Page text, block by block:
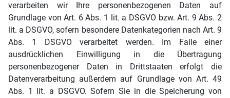
verarbeiten wir Ihre personenbezogenen Daten auf
Grundlage von Art. 6 Abs. 1 lit. a DSGVO bzw. Art. 9 Abs. 2
lit. a DSGVO, sofern besondere Datenkategorien nach Art. 9
Abs. 1 DSGVO verarbeitet werden. Im Falle einer
ausdrücklichen Einwilligung in die Übertragung
personenbezogener Daten in Drittstaaten erfolgt die
Datenverarbeitung außerdem auf Grundlage von Art. 49
Abs. 1 lit. a DSGVO. Sofern Sie in die Speicherung von